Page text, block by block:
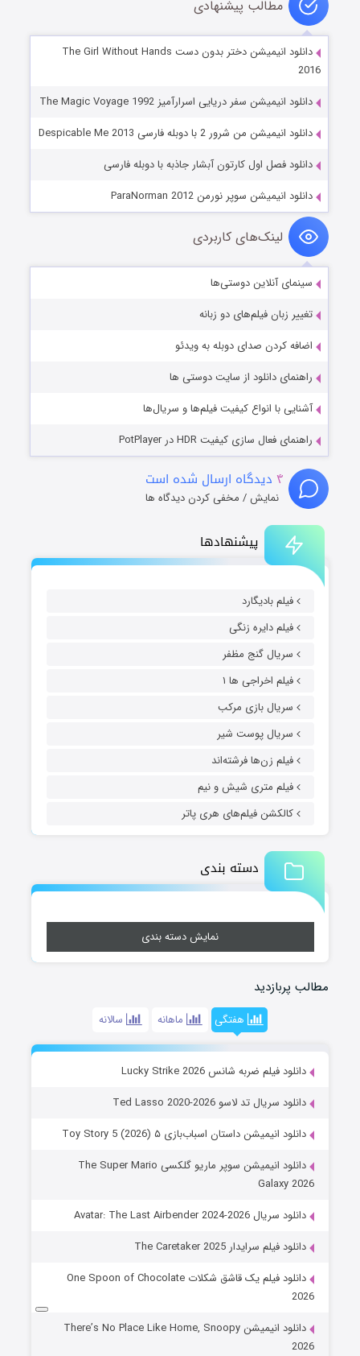
پیشنهادها
فیلم بادیگارد
فیلم دایره زنگی
سریال گنج مظفر
فیلم اخراجی ها ۱
سریال بازی مرکب
سریال پوست شیر
فیلم زن‌ها فرشته‌اند
فیلم متری شیش و نیم
کالکشن فیلم‌های هری پاتر
دسته بندی
نمایش دسته بندی
مطالب پربازدید
هفتگی ماهانه سالانه
دانلود فیلم ضربه شانس Lucky Strike 2026
دانلود سریال تد لاسو Ted Lasso 2020-2026
دانلود انیمیشن داستان اسباب‌بازی ۵ Toy Story 5 (2026)
دانلود انیمیشن سوپر ماریو گلکسی The Super Mario
Galaxy 2026
دانلود سریال Avatar: The Last Airbender 2024-2026
دانلود فیلم سرایدار The Caretaker 2025
دانلود فیلم یک قاشق شکلات One Spoon of Chocolate
2026
دانلود انیمیشن There’s No Place Like Home, Snoopy
2026
مطالب پیشنهادی
دانلود انیمیشن دختر بدون دست The Girl Without Hands
2016
دانلود انیمیشن سفر دریایی اسرارآمیز The Magic Voyage 1992
دانلود انیمیشن من شرور 2 با دوبله فارسی Despicable Me 2013
دانلود فصل اول کارتون آبشار جاذبه با دوبله فارسی
دانلود انیمیشن سوپر نورمن ParaNorman 2012
لینک‌های کاربردی
سینمای آنلاین دوستی‌ها
تغییر زبان فیلم‌های دو زبانه
اضافه کردن صدای دوبله به ویدئو
راهنمای دانلود از سایت دوستی ها
آشنایی با انواع کیفیت فیلم‌ها و سریال‌ها
راهنمای فعال سازی کیفیت HDR در PotPlayer
۴ دیدگاه ارسال شده است
نمایش / مخفی کردن دیدگاه ها